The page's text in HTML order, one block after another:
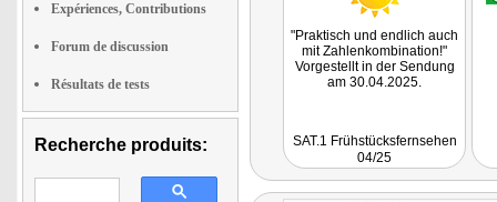
Expériences, Contributions
Forum de discussion
Résultats de tests
Recherche produits:
"Praktisch und endlich auch
mit Zahlenkombination!"
Vorgestellt in der Sendung
am 30.04.2025.
SAT.1 Frühstücksfernsehen
04/25